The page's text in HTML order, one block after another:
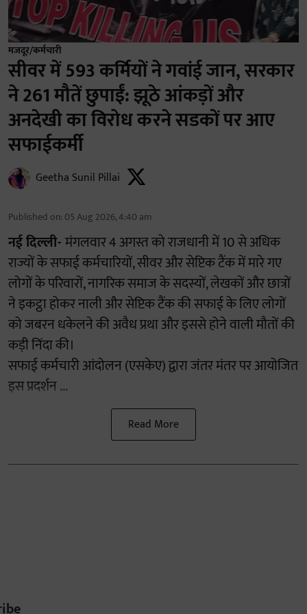
मजदूर/कर्मचारी
सीवर में 593 कर्मियों ने गवांई जान, सरकार
ने 261 मौतें छुपाईं: झूठे आंकड़ों और
अनदेखी का विरोध करने सडकों पर आए
सफाईकर्मी
Geetha Sunil Pillai
Published on: 05 Aug 2026, 4:40 am
नई दिल्ली-मंगलवार 4 अगस्त को राजधानी में 10 से अधिक
राज्यों के सफाई कर्मचारियों, सीवर और सेप्टिक टैंक में मारे गए
लोगों के परिवारों, नागरिक समाज के सदस्यों, लेखकों और छात्रों
ने इकट्ठा होकर नाली और सेप्टिक टैंक की सफाई के लिए लोगों
को जबरन धकेलने की अवैध प्रथा और इससे होने वाली मौतों की
कड़ी निंदा की।
सफाई कर्मचारी आंदोलन (एसकेए) द्वारा जंतर मंतर पर आयोजित
इस प्रदर्शन ...
Read More